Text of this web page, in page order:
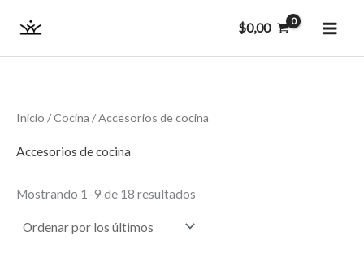
contenido
$0,00
Inicio /Cocina / Accesorios de cocina
Accesorios de cocina
Mostrando 1–9 de 18 resultados